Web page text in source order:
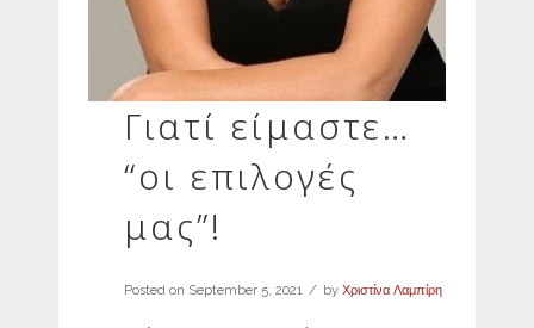
Γιατί είμαστε…
“οι επιλογές
μας”!
Posted on September 5, 2021 by Χριστίνα Λαμπίρη